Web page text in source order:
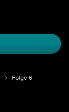
Folge 6